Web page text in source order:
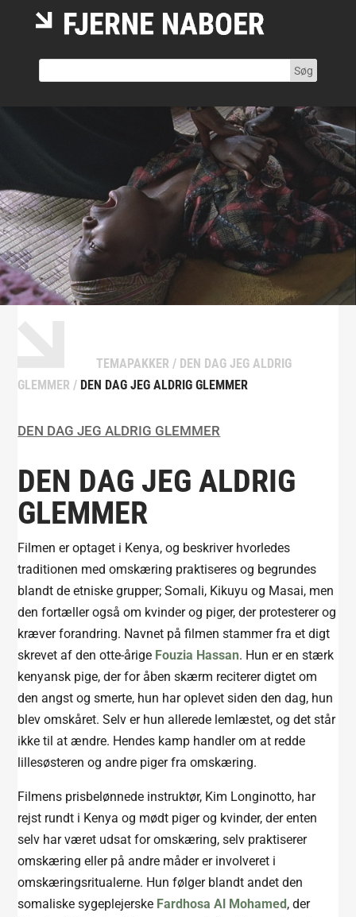
TEMAPAKKER / DEN DAG JEG ALDRIG
GLEMMER / DEN DAG JEG ALDRIG GLEMMER
DEN DAG JEG ALDRIG GLEMMER
DEN DAG JEG ALDRIG
GLEMMER
Filmen er optaget i Kenya, og beskriver hvorledes
traditionen med omskæring praktiseres og begrundes
blandt de etniske grupper; Somali, Kikuyu og Masai, men
den fortæller også om kvinder og piger, der protesterer og
kræver forandring. Navnet på filmen stammer fra et digt
skrevet af den otte-årige Fouzia Hassan. Hun er en stærk
kenyansk pige, der for åben skærm reciterer digtet om
den angst og smerte, hun har oplevet siden den dag, hun
blev omskåret. Selv er hun allerede lemlæstet, og det står
ikke til at ændre. Hendes kamp handler om at redde
lillesøsteren og andre piger fra omskæring.
Filmens prisbelønnede instruktør, Kim Longinotto, har
rejst rundt i Kenya og mødt piger og kvinder, der enten
selv har været udsat for omskæring, selv praktiserer
omskæring eller på andre måder er involveret i
omskæringsritualerne. Hun følger blandt andet den
somaliske sygeplejerske Fardhosa Al Mohamed, der